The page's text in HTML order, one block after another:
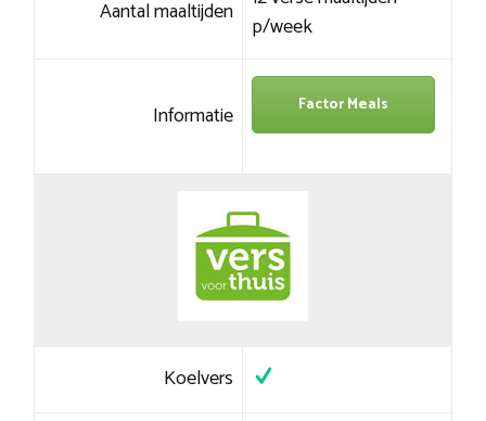
Aantal maaltijden p/week
Informatie Factor Meals
Koelvers